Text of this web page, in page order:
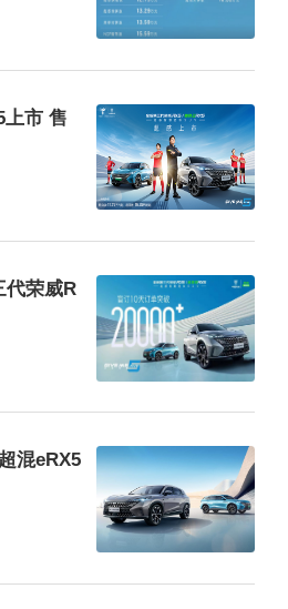
耗与性能
假期出游，平顺高效的动
三代荣威RX5搭载了全新
上市 售
代荣威R
混eRX5